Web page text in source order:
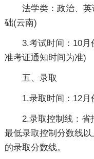
法学类：政治、英
础(云南)
3.考试时间：10月
准考证通知时间为准)
五、录取
1.录取时间：12月
2.录取控制线：省
最低录取控制分数线
的录取分数线。